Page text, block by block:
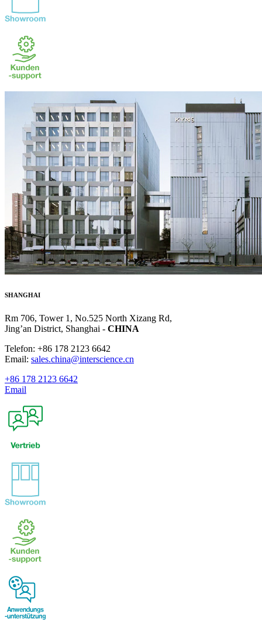
SHANGHAI
Rm 706, Tower 1, No.525 North Xizang Rd,
Jing’an District, Shanghai - CHINA
Telefon: +86 178 2123 6642
Email: sales.china@interscience.cn
+86 178 2123 6642
Email